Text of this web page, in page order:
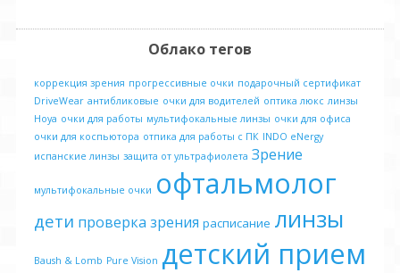
Облако тегов
коррекция зрения прогрессивные очки подарочный сертификат
DriveWear антибликовые очки для водителей оптика люкс линзы
Hoya очки для работы мультифокальные линзы очки для офиса
очки для коспьютора отпика для работы с ПК INDO eNergy
испанские линзы защита от ультрафиолета Зрение
мультифокальные очки офтальмолог
дети проверка зрения расписание линзы
Baush & Lomb Pure Vision детский прием